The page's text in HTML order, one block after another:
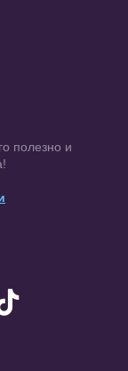
полезно и